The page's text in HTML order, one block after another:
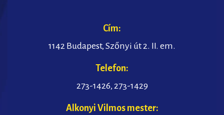
Cím:
1142 Budapest, Szőnyi út 2. II. em.
Telefon:
273-1426, 273-1429
Alkonyi Vilmos mester: